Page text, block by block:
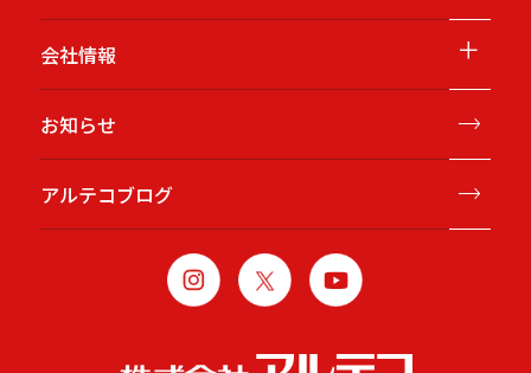
会社情報 ＋
お知らせ
アルテコブログ